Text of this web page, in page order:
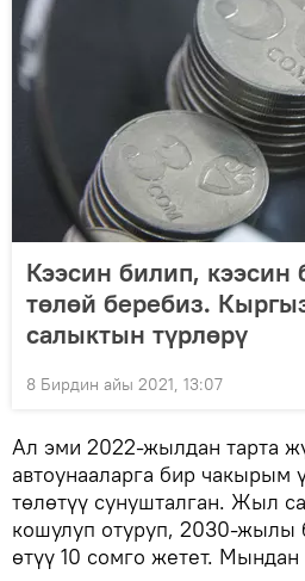
Кээсин билип, кээсин
төлөй беребиз.
салыктын түрлөрү
8 Бирдин айы 2021, 13:07
Ал эми 2022-жылдан тарта
автоунааларга бир чакырым
төлөтүү сунушталган. Жыл
кошулуп отуруп, 2030-
өтүү 10 сомго жетет.